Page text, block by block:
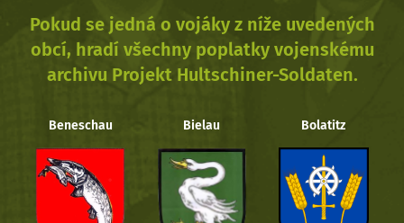
Pokud se jedná o vojáky z níže uvedených
obcí, hradí všechny poplatky vojenskému
archivu Projekt Hultschiner-Soldaten.
Beneschau Bielau Bolatitz